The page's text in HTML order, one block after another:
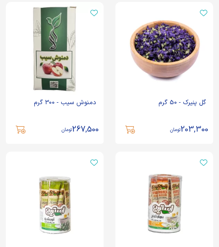
گل پنیرک - 50 گرم
203,300تومان
دمنوش سیب - 300 گرم
267,500تومان